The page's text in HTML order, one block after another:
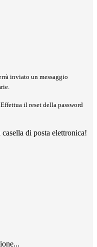
inviato un messaggio
il reset della password
di posta elettronica!